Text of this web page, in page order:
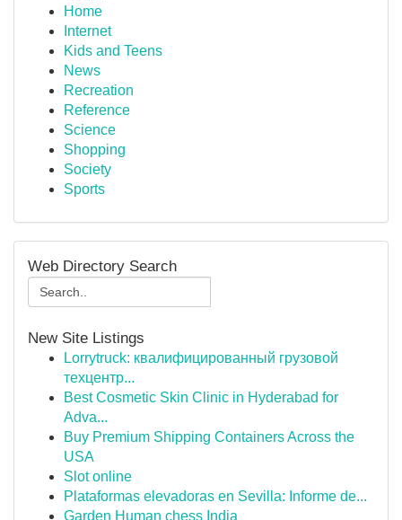
Home
Internet
Kids and Teens
News
Recreation
Reference
Science
Shopping
Society
Sports
Web Directory Search
New Site Listings
Lorrytruck: квалифицированный грузовой
техцентр...
Best Cosmetic Skin Clinic in Hyderabad for
Adva...
Buy Premium Shipping Containers Across the
USA
Slot online
Plataformas elevadoras en Sevilla: Informe de...
Garden Human chess India